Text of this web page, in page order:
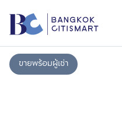
ขายพร้อมผู้เช่า